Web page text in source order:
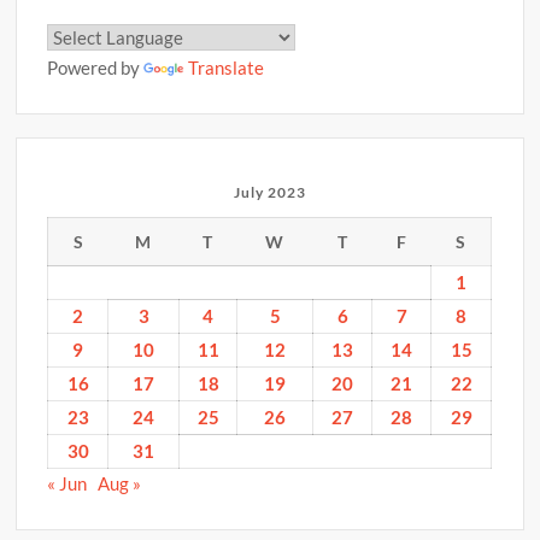
Powered by Translate
July 2023
S M T W T F S
1
2
3 4 5 6 7
8
9
10 11 12 13 14
15
16
17 18 19 20 21
22
23
24 25 26 27 28
29
30
31
« Jun Aug »